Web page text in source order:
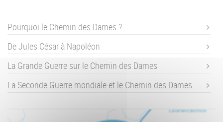
Pourquoi le Chemin des Dames ?
De Jules César à Napoléon
La Grande Guerre sur le Chemin des Dames
La Seconde Guerre mondiale et le Chemin des Dames